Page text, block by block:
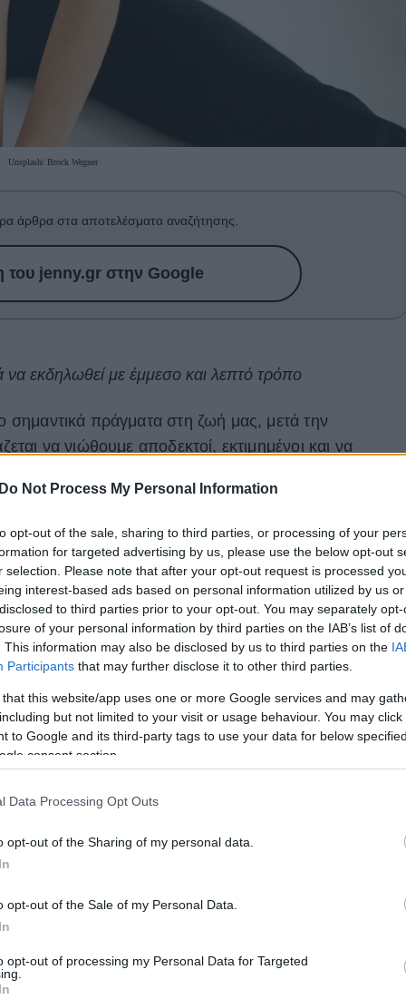
Do Not Process My Personal Information
opt-out of the sale, sharing to third parties, or processing of your
for targeted advertising by us, please use the below opt-out
selection. Please note that after your opt-out request is processed
interest-based ads based on personal information utilized by us
to third parties prior to your opt-out. You may separately
of your personal information by third parties on the IAB’s list of
This information may also be disclosed by us to third parties on the
Participants that may further disclose it to other third parties.
that this website/app uses one or more Google services and may
but not limited to your visit or usage behaviour. You may
to Google and its third-party tags to use your data for below
consent section.
Data Processing Opt Outs
opt-out of the Sharing of my personal data.
opt-out of the Sale of my Personal Data.
opt-out of processing my Personal Data for Targeted
Unsplash/ Brock Wegner
άρθρα στα αποτελέσματα αναζήτησης.
του jenny.gr στην Google
να εκδηλωθεί με έμμεσο και λεπτό τρόπο
σημαντικά πράγματα στη ζωή μας, μετά την
να νιώθουμε αποδεκτοί, εκτιμημένοι και να
ανθρώπους που θεωρούμε κοντά μας. Δυστυχώς,
να λείπουν κάποιες φορές από τις φιλίες μας,
αμφιβολίας και δυσαρέσκειας. Κάποιες φορές,
, όσο πιστεύουμε.
να εκδηλωθεί με έμμεσο και λεπτό τρόπο – δεν είναι
σχέση, όπου η κτητικότητα ή ο έλεγχος
ζήλια
, μπορεί να επιδοθεί σε υπονομευτική
εξασθενεί την αυτοεκτίμηση και την αίσθηση της
εντείνεται με τον χρόνο και μπορεί να είναι